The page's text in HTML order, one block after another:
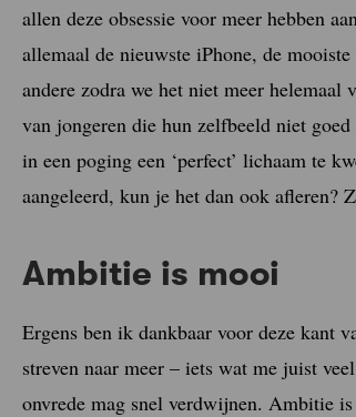
allen deze obsessie voor meer hebben
allemaal de nieuwste iPhone, de
andere zodra we het niet meer
van jongeren die hun zelfbeeld niet
in een poging een ‘perfect’ lichaam te
aangeleerd, kun je het dan ook afleren?
Ambitie is mooi
Ergens ben ik dankbaar voor deze kant
streven naar meer – iets wat me juist
onvrede mag snel verdwijnen. Ambitie